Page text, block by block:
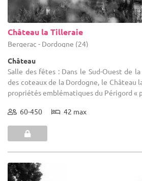
Château la Tilleraie
Bergerac - Dordogne (24)
Château
Salle des fêtes : Dans le Sud-Ouest de
des coteaux de la Dordogne, le Château
propriétés emblématiques du Périgord «
60-450 42 max